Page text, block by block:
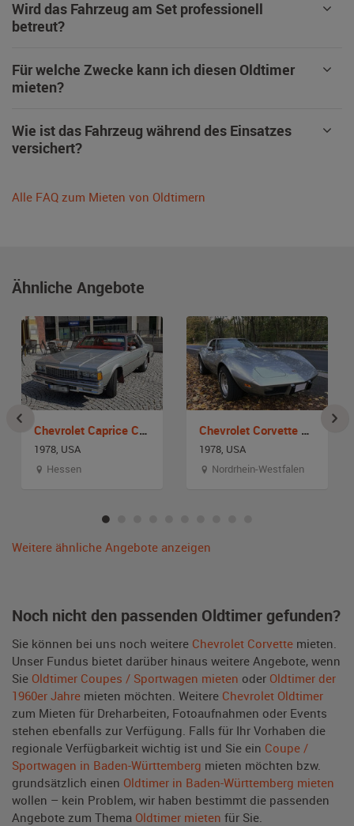
Wird das Fahrzeug am Set professionell
betreut?
Für welche Zwecke kann ich diesen Oldtimer
mieten?
Wie ist das Fahrzeug während des Einsatzes
versichert?
Alle FAQ zum Mieten von Oldtimern
Ähnliche Angebote
Chevrolet Caprice Classic Landau Coupe
1978, USA
Hessen
Chevrolet Corvette C3
1978, USA
Nordrhein-Westfalen
Weitere ähnliche Angebote anzeigen
Noch nicht den passenden Oldtimer gefunden?
Sie können bei uns noch weitere Chevrolet Corvette mieten.
Unser Fundus bietet darüber hinaus weitere Angebote, wenn
Sie Oldtimer Coupes / Sportwagen mieten oder Oldtimer der
1960er Jahre mieten möchten. Weitere Chevrolet Oldtimer
zum Mieten für Dreharbeiten, Fotoaufnahmen oder Events
stehen ebenfalls zur Verfügung. Falls für Ihr Vorhaben die
regionale Verfügbarkeit wichtig ist und Sie ein Coupe /
Sportwagen in Baden-Württemberg mieten möchten bzw.
grundsätzlich einen Oldtimer in Baden-Württemberg mieten
wollen – kein Problem, wir haben bestimmt die passenden
Angebote zum Thema Oldtimer mieten für Sie.